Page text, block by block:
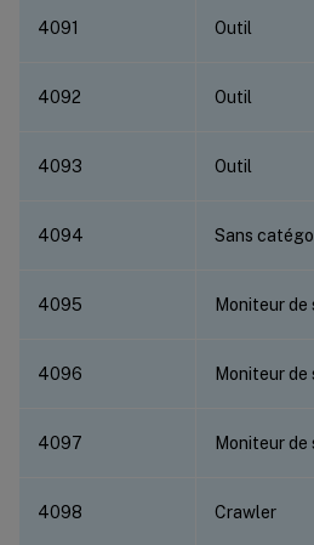
4091 Outil
4092 Outil
4093 Outil
4094 Sans
4095 Moniteur de
4096 Moniteur de
4097 Moniteur de
4098 Crawler